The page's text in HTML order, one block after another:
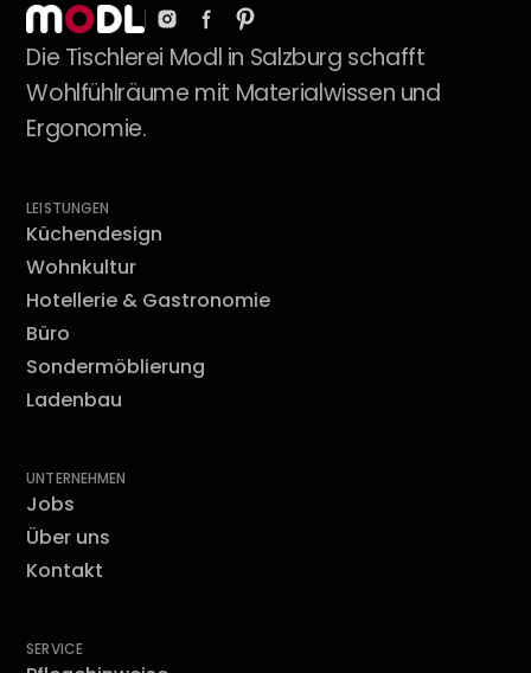
Die Tischlerei Modl in Salzburg schafft
Wohlfühlräume mit Materialwissen und
Ergonomie.
LEISTUNGEN
Küchendesign
Wohnkultur
Hotellerie & Gastronomie
Büro
Sondermöblierung
Ladenbau
UNTERNEHMEN
Jobs
Über uns
Kontakt
SERVICE